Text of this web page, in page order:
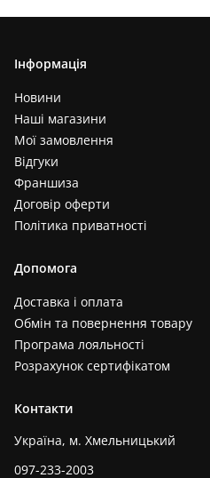
Інформація
Новини
Наші магазини
Мої замовлення
Відгуки
Франшиза
Договір оферти
Політика приватності
Допомога
Доставка і оплата
Обмін та повернення товару
Програма лояльності
Розрахунок сертифікатом
Контакти
Україна, м. Хмельницький
097-233-2003